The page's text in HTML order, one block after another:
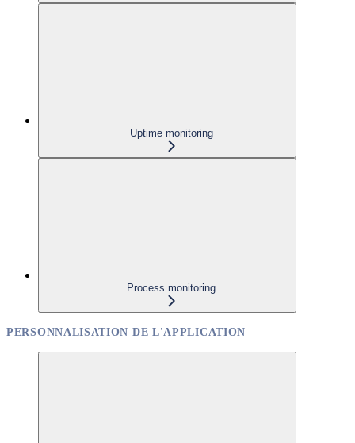
Uptime monitoring
Process monitoring
PERSONNALISATION DE L'APPLICATION